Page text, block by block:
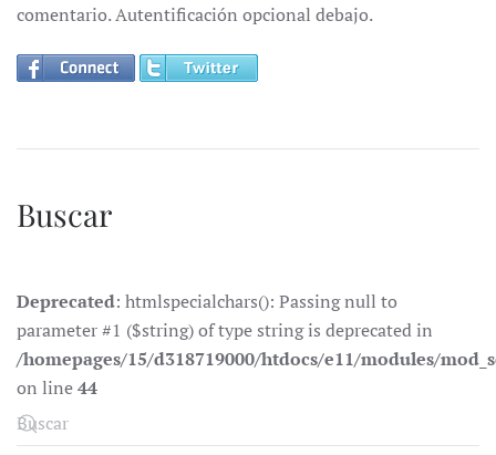
comentario. Autentificación opcional debajo.
Buscar
Deprecated: htmlspecialchars(): Passing null to
parameter #1 ($string) of type string is deprecated in
/homepages/15/d318719000/htdocs/e11/modules/
on line44